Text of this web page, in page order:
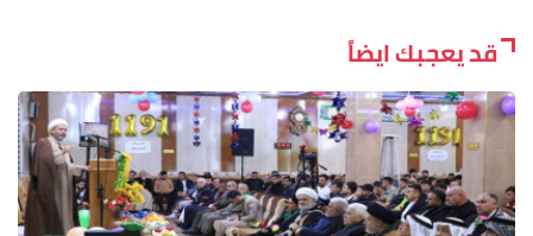
قد يعجبك ايضاً